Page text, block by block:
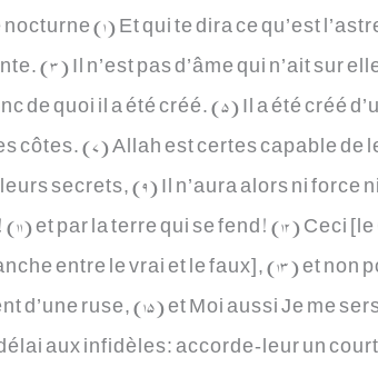
(1) Et qui te dira ce qu’est
(3) Il n’est pas d’âme qui n’ait sur
de quoi il a été créé. (5) Il a été créé
côtes. (7) Allah est certes capable de
secrets, (9) Il n’aura alors ni force
et par la terre qui se fend! (12) Ceci
entre le vrai et le faux], (13) et non
d’une ruse, (15) et Moi aussi Je me
aux infidèles: accorde-leur un